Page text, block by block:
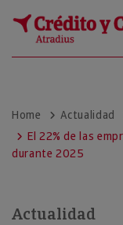
Crédito y
Home Actualidad
El 22% de las
durante 2025
Actualidad